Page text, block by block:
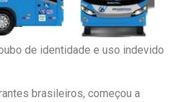
de identidade e uso indevido
brasileiros, começou a